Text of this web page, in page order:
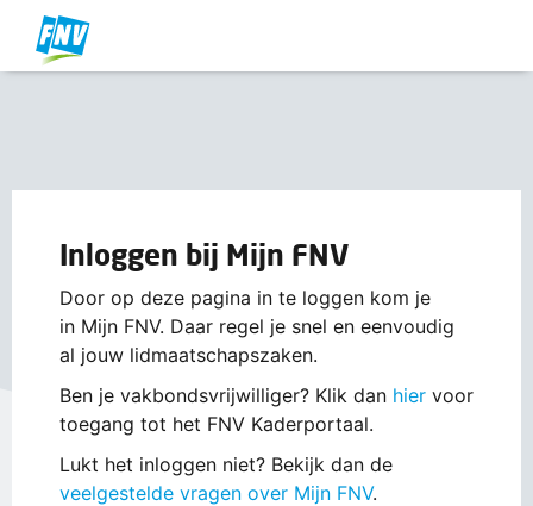
Inloggen bij Mijn FNV
Door op deze pagina in te loggen kom je
in Mijn FNV. Daar regel je snel en eenvoudig
al jouw lidmaatschapszaken.
Ben je vakbondsvrijwilliger? Klik dan hier voor
toegang tot het FNV Kaderportaal.
Lukt het inloggen niet? Bekijk dan de
veelgestelde vragen over Mijn FNV.